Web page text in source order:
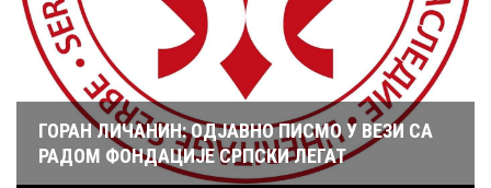
ГОРАН ЛИЧАНИН: ОДЈАВНО ПИСМО У ВЕЗИ СА
РАДОМ ФОНДАЦИЈЕ СРПСКИ ЛЕГАТ